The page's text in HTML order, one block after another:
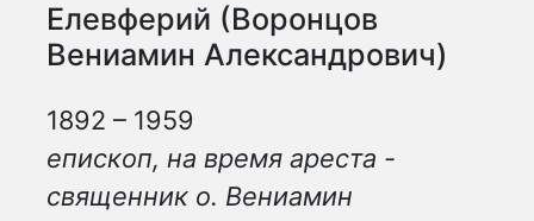
Елевферий (Воронцов
Вениамин Александрович)
1892 – 1959
епископ, на время ареста -
священник о. Вениамин